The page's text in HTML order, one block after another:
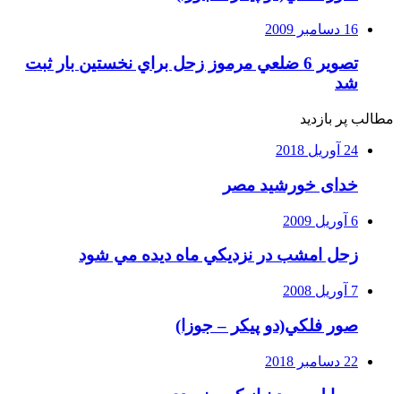
16 دسامبر 2009
تصوير 6 ضلعي مرموز زحل براي نخستين بار ثبت
شد
مطالب پر بازدید
24 آوریل 2018
خدای خورشید مصر
6 آوریل 2009
زحل امشب در نزديكي ماه ديده مي شود
7 آوریل 2008
صور فلكي(دو پیکر – جوزا)
22 دسامبر 2018